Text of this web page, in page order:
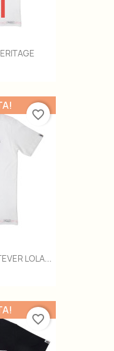
LOLA...
favorite_border
favorite_border